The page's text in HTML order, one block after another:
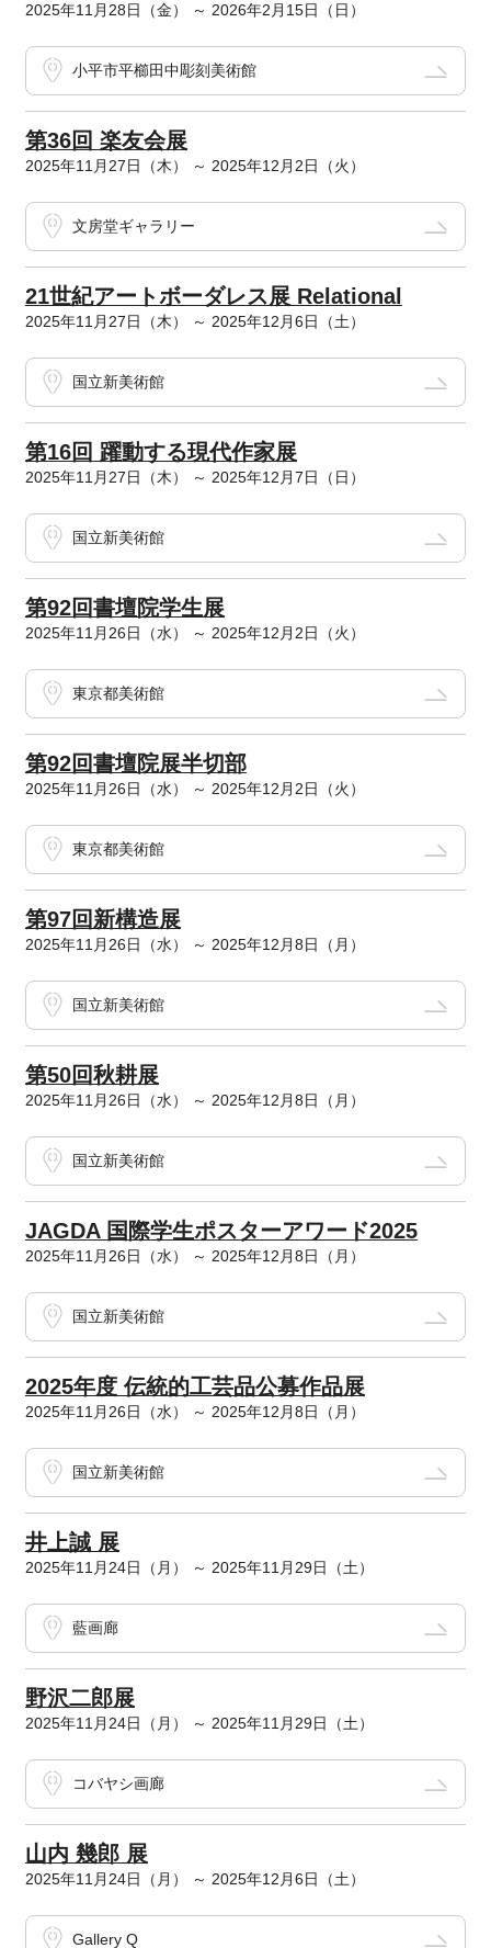
2025年11月28日（金） ～ 2026年2月15日（日）
小平市平櫛田中彫刻美術館
第36回 楽友会展
2025年11月27日（木） ～ 2025年12月2日（火）
文房堂ギャラリー
21世紀アートボーダレス展 Relational
2025年11月27日（木） ～ 2025年12月6日（土）
国立新美術館
第16回 躍動する現代作家展
2025年11月27日（木） ～ 2025年12月7日（日）
国立新美術館
第92回書壇院学生展
2025年11月26日（水） ～ 2025年12月2日（火）
東京都美術館
第92回書壇院展半切部
2025年11月26日（水） ～ 2025年12月2日（火）
東京都美術館
第97回新構造展
2025年11月26日（水） ～ 2025年12月8日（月）
国立新美術館
第50回秋耕展
2025年11月26日（水） ～ 2025年12月8日（月）
国立新美術館
JAGDA 国際学生ポスターアワード2025
2025年11月26日（水） ～ 2025年12月8日（月）
国立新美術館
2025年度 伝統的工芸品公募作品展
2025年11月26日（水） ～ 2025年12月8日（月）
国立新美術館
井上誠 展
2025年11月24日（月） ～ 2025年11月29日（土）
藍画廊
野沢二郎展
2025年11月24日（月） ～ 2025年11月29日（土）
コバヤシ画廊
山内 幾郎 展
2025年11月24日（月） ～ 2025年12月6日（土）
Gallery Q